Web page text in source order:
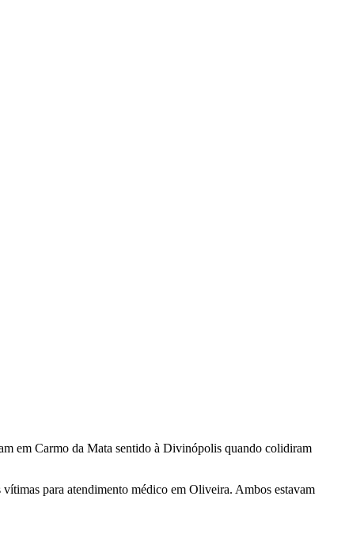
em Carmo da Mata sentido à Divinópolis quando colidiram
para atendimento médico em Oliveira. Ambos estavam